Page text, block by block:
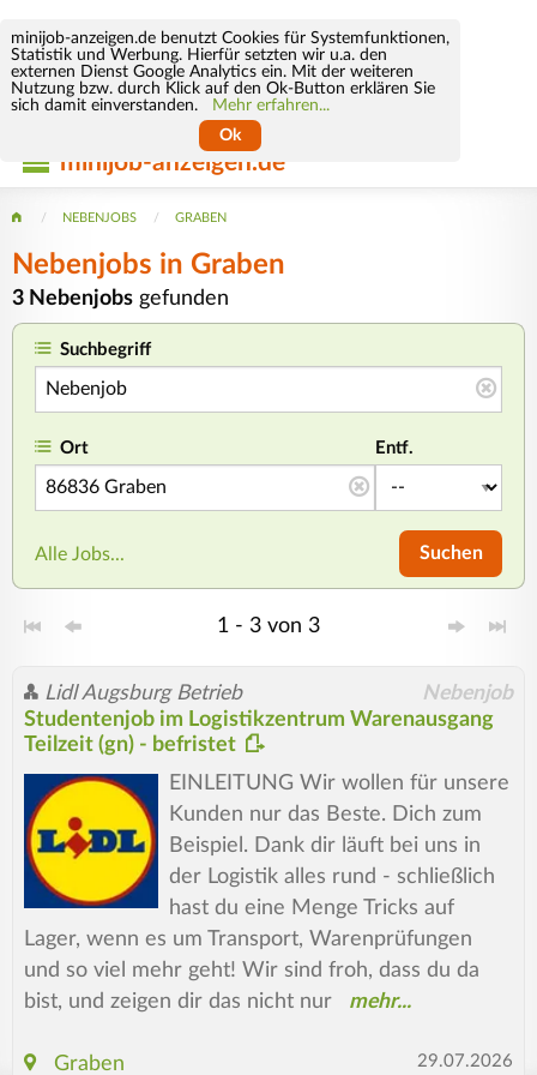
minijob-anzeigen.de benutzt Cookies für Systemfunktionen,
Statistik und Werbung. Hierfür setzten wir u.a. den
externen Dienst Google Analytics ein. Mit der weiteren
Nutzung bzw. durch Klick auf den Ok-Button erklären Sie
sich damit einverstanden.
Mehr erfahren...
Ok
minijob-anzeigen.de
NEBENJOBS GRABEN
Nebenjobs in Graben
3 Nebenjobs gefunden
Suchbegriff
Ort Entf.
Alle Jobs... Suchen
1 - 3 von 3
Lidl Augsburg Betrieb Nebenjob
Studentenjob im Logistikzentrum Warenausgang
Teilzeit (gn) - befristet
EINLEITUNG Wir wollen für unsere
Kunden nur das Beste. Dich zum
Beispiel. Dank dir läuft bei uns in
der Logistik alles rund - schließlich
hast du eine Menge Tricks auf
Lager, wenn es um Transport, Warenprüfungen
und so viel mehr geht! Wir sind froh, dass du da
bist, und zeigen dir das nicht nur
Graben 29.07.2026